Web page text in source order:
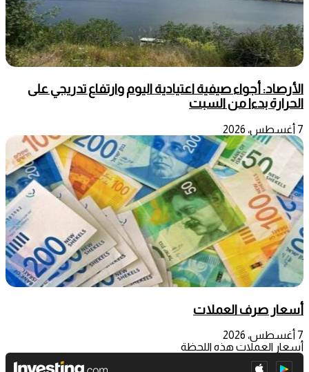
الأرصاد: أجواء صيفية اعتيادية اليوم وارتفاع تدريجي على
الحرارة بدءا من السبت
7 أغسطس، 2026
أسعار صرف العملات
7 أغسطس، 2026
أسعار العملات هذه اللحظة